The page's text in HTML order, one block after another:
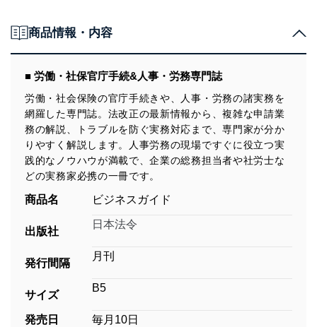
商品情報・内容
■ 労働・社保官庁手続&人事・労務専門誌
労働・社会保険の官庁手続きや、人事・労務の諸実務を
網羅した専門誌。法改正の最新情報から、複雑な申請業
務の解説、トラブルを防ぐ実務対応まで、専門家が分か
りやすく解説します。人事労務の現場ですぐに役立つ実
践的なノウハウが満載で、企業の総務担当者や社労士な
どの実務家必携の一冊です。
商品名 ビジネスガイド
出版社
日本法令
発行間隔
月刊
サイズ
B5
発売日 毎月10日